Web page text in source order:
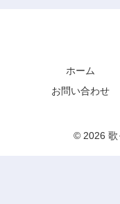
ホーム
お問い合わせ
© 2026 歌